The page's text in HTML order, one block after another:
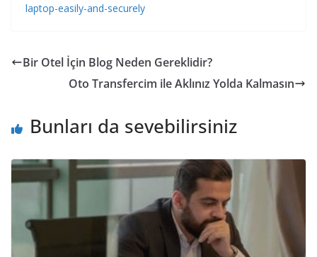
laptop-easily-and-securely
Bir Otel İçin Blog Neden Gereklidir?
Oto Transfercim ile Aklınız Yolda Kalmasın
Bunları da sevebilirsiniz